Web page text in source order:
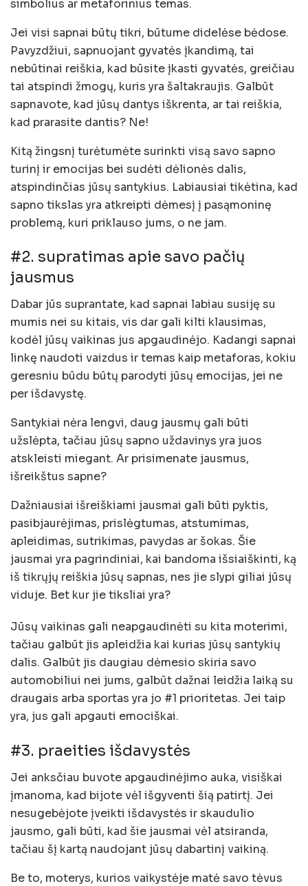
simbolius ar metaforinius temas.
Jei visi sapnai būtų tikri, būtume didelėse bėdose.
Pavyzdžiui, sapnuojant gyvatės įkandimą, tai
nebūtinai reiškia, kad būsite įkasti gyvatės, greičiau
tai atspindi žmogų, kuris yra šaltakraujis. Galbūt
sapnavote, kad jūsų dantys iškrenta, ar tai reiškia,
kad prarasite dantis? Ne!
Kitą žingsnį turėtumėte surinkti visą savo sapno
turinį ir emocijas bei sudėti dėlionės dalis,
atspindinčias jūsų santykius. Labiausiai tikėtina, kad
sapno tikslas yra atkreipti dėmesį į pasąmoninę
problemą, kuri priklauso jums, o ne jam.
#2. supratimas apie savo pačių
jausmus
Dabar jūs suprantate, kad sapnai labiau susiję su
mumis nei su kitais, vis dar gali kilti klausimas,
kodėl jūsų vaikinas jus apgaudinėjo. Kadangi sapnai
linkę naudoti vaizdus ir temas kaip metaforas, kokiu
geresniu būdu būtų parodyti jūsų emocijas, jei ne
per išdavystę.
Santykiai nėra lengvi, daug jausmų gali būti
užslėpta, tačiau jūsų sapno uždavinys yra juos
atskleisti miegant. Ar prisimenate jausmus,
išreikštus sapne?
Dažniausiai išreiškiami jausmai gali būti pyktis,
pasibjaurėjimas, prislėgtumas, atstumimas,
apleidimas, sutrikimas, pavydas ar šokas. Šie
jausmai yra pagrindiniai, kai bandoma išsiaiškinti, ką
iš tikrųjų reiškia jūsų sapnas, nes jie slypi giliai jūsų
viduje. Bet kur jie tiksliai yra?
Jūsų vaikinas gali neapgaudinėti su kita moterimi,
tačiau galbūt jis apleidžia kai kurias jūsų santykių
dalis. Galbūt jis daugiau dėmesio skiria savo
automobiliui nei jums, galbūt dažnai leidžia laiką su
draugais arba sportas yra jo #1 prioritetas. Jei taip
yra, jus gali apgauti emociškai.
#3. praeities išdavystės
Jei anksčiau buvote apgaudinėjimo auka, visiškai
įmanoma, kad bijote vėl išgyventi šią patirtį. Jei
nesugebėjote įveikti išdavystės ir skaudulio
jausmo, gali būti, kad šie jausmai vėl atsiranda,
tačiau šį kartą naudojant jūsų dabartinį vaikiną.
Be to, moterys, kurios vaikystėje matė savo tėvus